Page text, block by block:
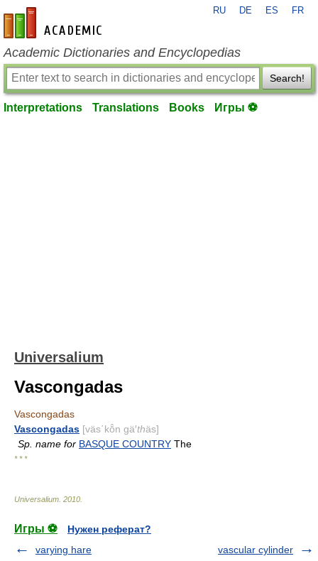
en-academic.com
RU DE ES FR
Academic Dictionaries and Encyclopedias
Search!
Interpretations Translations Books Игры ⚽
Universalium
Vascongadas
Vascongadas
Vascongadas [väs΄kō̂n gä′thäs]
Sp. name for BASQUE COUNTRY The
* * *
Universalium 2010
Игры ⚽
Нужен реферат?
varying hare
vascular cylinder